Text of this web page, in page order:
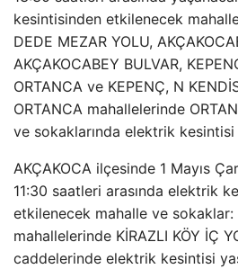
kesintisinden etkilenecek
DEDE MEZAR YOLU,
AKÇAKOCABEY BULVAR,
ORTANCA ve KEPENÇ, N
ORTANCA mahallelerinde
ve sokaklarında elektrik kesintisi
AKÇAKOCA ilçesinde 1 Mayıs
11:30 saatleri arasında elektrik
etkilenecek mahalle ve sokaklar:
mahallelerinde KİRAZLI KÖY İÇ
caddelerinde elektrik kesintisi